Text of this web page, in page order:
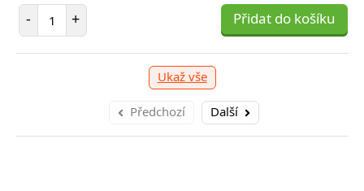
- Počet položek
+ Přidat do košíku
Ukaž vše
Předchozí Další
položek
+ Přidat do košíku -
položek Přidat do košíku -